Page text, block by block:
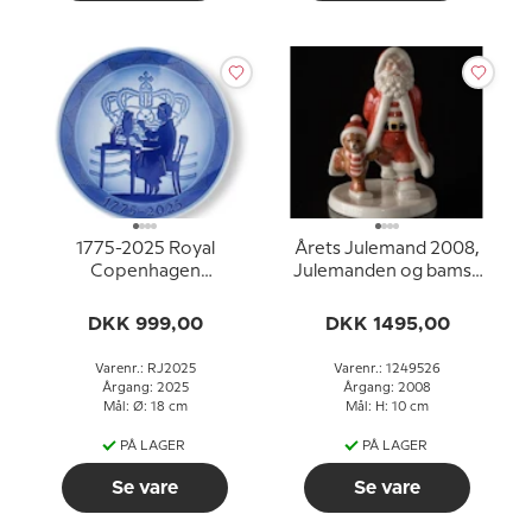
1775-2025 Royal
Copenhagen
Copenhagens 250-års
DKK 999,00
Varenr.: RJ2025
Årgang: 2025
Mål: Ø: 18 cm
PÅ LAGER
Se vare
Årets Julemand 2008,
Julemanden og bamse
DKK 1495,00
Varenr.: 1249526
Årgang: 2008
Mål: H: 10 cm
PÅ LAGER
Se vare